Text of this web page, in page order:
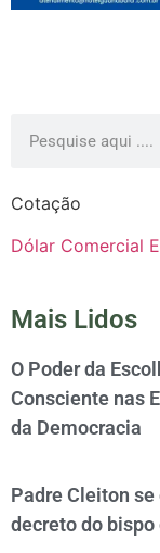
Cotação
Dólar Comercial
Mais Lidos
O Poder da
Consciente nas
da Democracia
Padre Cleiton
decreto do